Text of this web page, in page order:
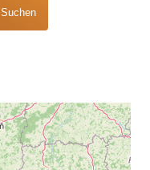
Suchen